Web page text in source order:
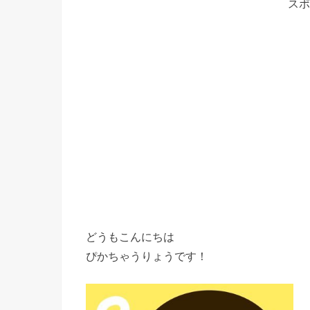
ス
どうもこんにちは
ぴかちゃうりょうです！